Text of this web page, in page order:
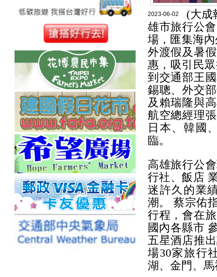
2023-06-02
(大成
雄市旅行公
場，匯集海
外渡假及暑
惠，吸引民
到交通部王
錫聰、外交
及賴瑞隆與
航空總經理
日本、韓國
臨。
高雄旅行公
行社、飯店
迷許久的業
潮。 蔡宗佑
行程，會在
國內各縣市
五星酒店推
場30家旅行
湖、金門、